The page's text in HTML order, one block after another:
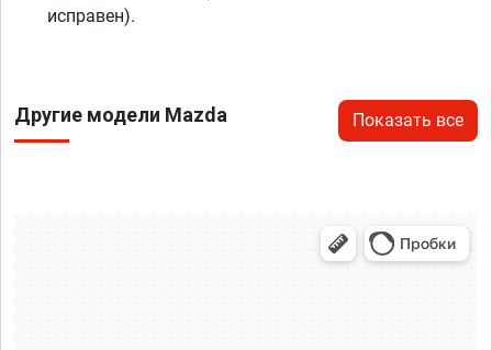
исправен).
Другие модели Mazda Показать все